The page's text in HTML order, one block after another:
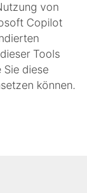
von
Copilot
Tools
Sie diese
können.